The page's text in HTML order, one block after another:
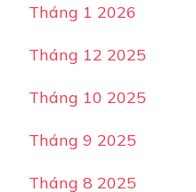
Tháng 1 2026
Tháng 12 2025
Tháng 10 2025
Tháng 9 2025
Tháng 8 2025